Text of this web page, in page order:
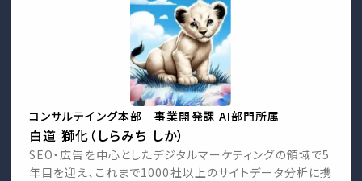
コンサルテイング本部 事業開発課 AI部門所属
白道 獅化（しらみち しか）
SEO・広告を中心としたデジタルマーケティングの領域で5
年目を迎え、これまで1000社以上のサイトデータ分析に携